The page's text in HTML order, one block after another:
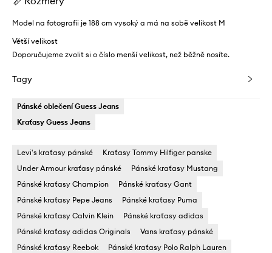
Model na fotografii je 188 cm vysoký a má na sobě velikost M
Větší velikost
Doporučujeme zvolit si o číslo menší velikost, než běžně nosíte.
Tagy
Pánské oblečení Guess Jeans
Kraťasy Guess Jeans
Levi's kraťasy pánské
Kraťasy Tommy Hilfiger panske
Under Armour kraťasy pánské
Pánské kraťasy Mustang
Pánské kraťasy Champion
Pánské kraťasy Gant
Pánské kraťasy Pepe Jeans
Pánské kraťasy Puma
Pánské kraťasy Calvin Klein
Pánské kraťasy adidas
Pánské kraťasy adidas Originals
Vans kraťasy pánské
Pánské kraťasy Reebok
Pánské kraťasy Polo Ralph Lauren